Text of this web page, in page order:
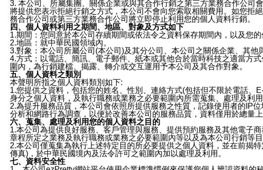
3. 本公司、所屬集團、關係企業或與其合作行銷之第三方業務合作公司
將提供您表示拒絕行銷之方式，本公司不會向您索取相關費用。如您拒
務合作公司或第三方業務合作公司將立即停止利用您的個人資料行銷。
四、個人資料利用之期間、地區、對象及方式如下
1.期間：您同意於本公司存續期間或依法令之資料保存期間內，以及您
2.地區：就中華民國領域內。
3.對象：本公司所屬公司(本公司)及其分公司、本公司之關係企業、其他
4.方式：以電話、簡訊、電子郵件、紙本或其他合於當時科技之適當方
圍內，為行銷建檔、揭露、轉介或交互運用予本公司及其合作對象。
五、個人資料之類別
本聲明所指之個人資料類別如下:
1.您提供之資料，包括您的姓名、性別、連絡方式(包括但不限於電話
身分之個人資料，及執行職務或業務之必要範圍內所需蒐集、處理及利用
2.為提升服務品質，本公司會依照所提供服務之性質，記錄使用者的IP
分析和網路行為調查，以便於改善本公司的服務品質，資料僅用於總量
六、蒐集、處理及利用您的個人資料之目的
1.本公司為提供良好服務、客戶管理與服務、提供預約服務及其他電子
章程所定之業務及執行職務或業務之必要範圍內等以及為本公司行銷等
2.本公司僅蒐集為執行上述特定目的所必要提供之個人資料，並在前揭
傳真)，於中華民國境內及法令許可之範圍內加以處理及利用。
七、資料安全性